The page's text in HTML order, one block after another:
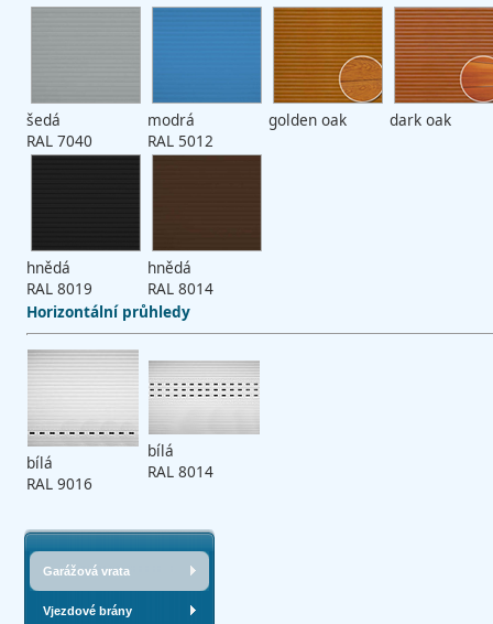
šedá
RAL 7040
modrá
RAL 5012
golden oak dark oak
hnědá
RAL 8019
hnědá
RAL 8014
Horizontální průhledy
bílá
RAL 9016
bílá
RAL 8014
Garážová vrata
Vjezdové brány